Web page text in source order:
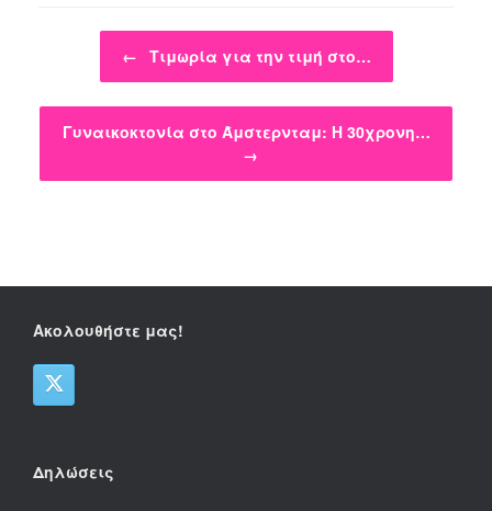
Post navigation
← Τιμωρία για την τιμή στο…
Γυναικοκτονία στο Άμστερνταμ: Η 30χρονη…
→
Ακολουθήστε μας!
Δηλώσεις